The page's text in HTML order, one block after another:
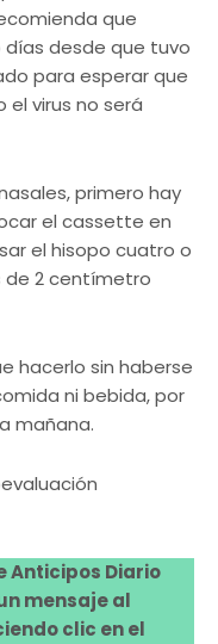
que
desde que tuvo
para esperar que
el virus no será
primero hay
el cassette en
el hisopo cuatro o
de 2 centímetro
hacerlo sin haberse
ni bebida, por
mañana.
Anticipos Diario
mensaje al
clic en el